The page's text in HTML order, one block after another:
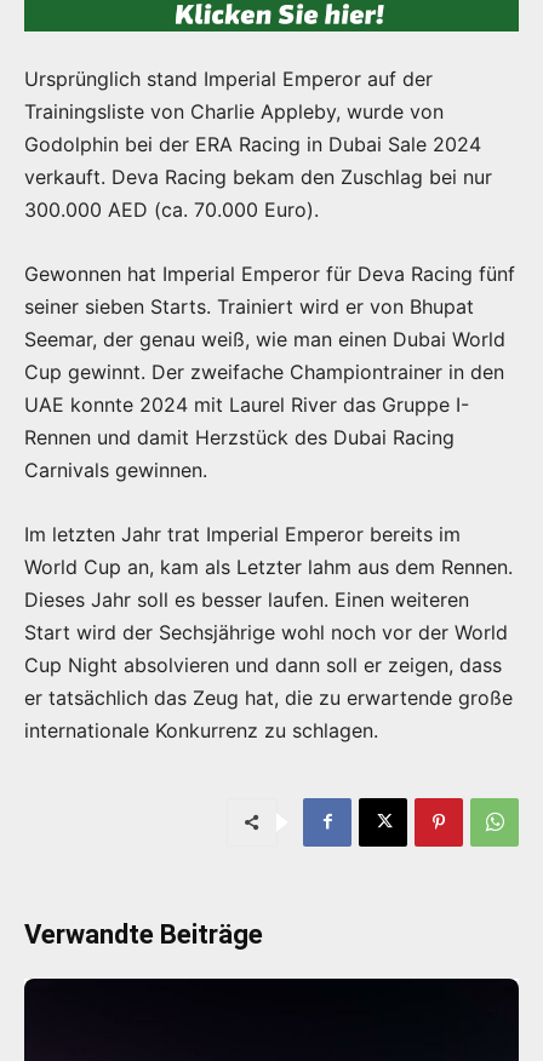
Ursprünglich stand Imperial Emperor auf der
Trainingsliste von Charlie Appleby, wurde von
Godolphin bei der ERA Racing in Dubai Sale 2024
verkauft. Deva Racing bekam den Zuschlag bei nur
300.000 AED (ca. 70.000 Euro).
Gewonnen hat Imperial Emperor für Deva Racing fünf
seiner sieben Starts. Trainiert wird er von Bhupat
Seemar, der genau weiß, wie man einen Dubai World
Cup gewinnt. Der zweifache Championtrainer in den
UAE konnte 2024 mit Laurel River das Gruppe I-
Rennen und damit Herzstück des Dubai Racing
Carnivals gewinnen.
Im letzten Jahr trat Imperial Emperor bereits im
World Cup an, kam als Letzter lahm aus dem Rennen.
Dieses Jahr soll es besser laufen. Einen weiteren
Start wird der Sechsjährige wohl noch vor der World
Cup Night absolvieren und dann soll er zeigen, dass
er tatsächlich das Zeug hat, die zu erwartende große
internationale Konkurrenz zu schlagen.
Verwandte Beiträge